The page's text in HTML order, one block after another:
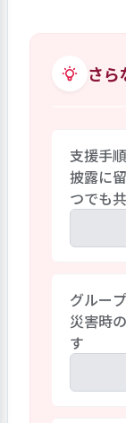
と福祉
の一貫し
ってい
職員相互
んでい
がらせ
設に進
改善の
施設運
さら
支援手
披露に
つでも
の柔軟
行動な
ところ
を支え
所とし
グルー
災害時
す